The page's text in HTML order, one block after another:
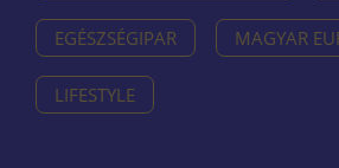
EGÉSZSÉGIPAR MAGYAR
LIFESTYLE